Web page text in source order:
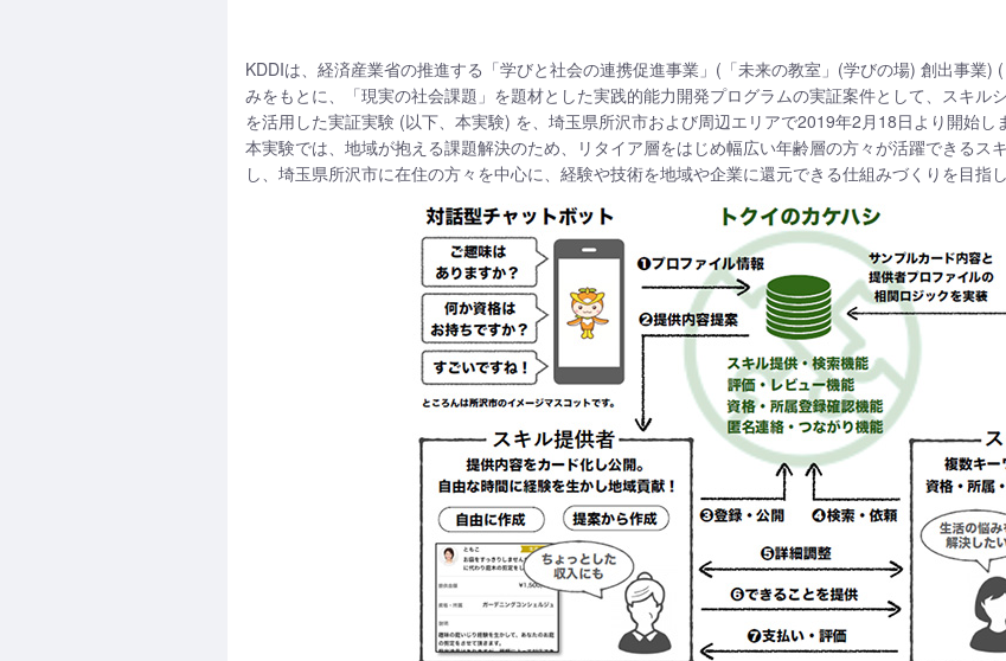
KDDIは、経済産業省の推進する「学びと社会の連携促進事業」(「未来の教室」(学びの場) 創出事業) (
みをもとに、「現実の社会課題」を題材とした実践的能力開発プログラムの実証案件として、スキル
を活用した実証実験 (以下、本実験) を、埼玉県所沢市および周辺エリアで2019年2月18日より開始し
本実験では、地域が抱える課題解決のため、リタイア層をはじめ幅広い年齢層の方々が活躍できるス
し、埼玉県所沢市に在住の方々を中心に、経験や技術を地域や企業に還元できる仕組みづくりを目指し